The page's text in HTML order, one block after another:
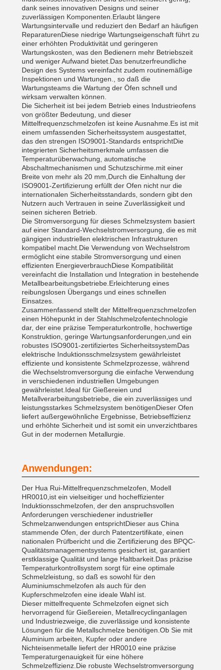
dank seines innovativen Designs und seiner
zuverlässigen Komponenten.Erlaubt längere
Wartungsintervalle und reduziert den Bedarf an häufigen
ReparaturenDiese niedrige Wartungseigenschaft führt zu
einer erhöhten Produktivität und geringeren
Wartungskosten, was den Bedienern mehr Betriebszeit
und weniger Aufwand bietet.Das benutzerfreundliche
Design des Systems vereinfacht zudem routinemäßige
Inspektionen und Wartungen., so daß die
Wartungsteams die Wartung der Öfen schnell und
wirksam verwalten können.
Die Sicherheit ist bei jedem Betrieb eines Industrieofens
von größter Bedeutung, und dieser
Mittelfrequenzschmelzofen ist keine Ausnahme.Es ist mit
einem umfassenden Sicherheitssystem ausgestattet,
das den strengen ISO9001-Standards entsprichtDie
integrierten Sicherheitsmerkmale umfassen die
Temperaturüberwachung, automatische
Abschaltmechanismen und Schutzschirme.mit einer
Breite von mehr als 20 mm,Durch die Einhaltung der
ISO9001-Zertifizierung erfüllt der Ofen nicht nur die
internationalen Sicherheitsstandards, sondern gibt den
Nutzern auch Vertrauen in seine Zuverlässigkeit und
seinen sicheren Betrieb.
Die Stromversorgung für dieses Schmelzsystem basiert
auf einer Standard-Wechselstromversorgung, die es mit
gängigen industriellen elektrischen Infrastrukturen
kompatibel macht.Die Verwendung von Wechselstrom
ermöglicht eine stabile Stromversorgung und einen
effizienten EnergieverbrauchDiese Kompatibilität
vereinfacht die Installation und Integration in bestehende
Metallbearbeitungsbetriebe.Erleichterung eines
reibungslosen Übergangs und eines schnellen
Einsatzes.
Zusammenfassend stellt der Mittelfrequenzschmelzofen
einen Höhepunkt in der Stahlschmelzofentechnologie
dar, der eine präzise Temperaturkontrolle, hochwertige
Konstruktion, geringe Wartungsanforderungen,und ein
robustes ISO9001-zertifiziertes SicherheitssystemDas
elektrische Induktionsschmelzsystem gewährleistet
effiziente und konsistente Schmelzprozesse, während
die Wechselstromversorgung die einfache Verwendung
in verschiedenen industriellen Umgebungen
gewährleistet.Ideal für Gießereien und
Metallverarbeitungsbetriebe, die ein zuverlässiges und
leistungsstarkes Schmelzsystem benötigenDieser Ofen
liefert außergewöhnliche Ergebnisse, Betriebseffizienz
und erhöhte Sicherheit und ist somit ein unverzichtbares
Gut in der modernen Metallurgie.
Anwendungen:
Der Hua Rui-Mittelfrequenzschmelzofen, Modell
HR0010,ist ein vielseitiger und hocheffizienter
Induktionsschmelzofen, der den anspruchsvollen
Anforderungen verschiedener industrieller
Schmelzanwendungen entsprichtDieser aus China
stammende Ofen, der durch Patentzertifikate, einen
nationalen Prüfbericht und die Zertifizierung des BPQC-
Qualitätsmanagementsystems gesichert ist, garantiert
erstklassige Qualität und lange Haltbarkeit.Das präzise
Temperaturkontrollsystem sorgt für eine optimale
Schmelzleistung, so daß es sowohl für den
Aluminiumschmelzofen als auch für den
Kupferschmelzofen eine ideale Wahl ist.
Dieser mittelfrequente Schmelzofen eignet sich
hervorragend für Gießereien, Metallrecyclinganlagen
und Industriezweige, die zuverlässige und konsistente
Lösungen für die Metallschmelze benötigen.Ob Sie mit
Aluminium arbeiten, Kupfer oder andere
Nichteisenmetalle liefert der HR0010 eine präzise
Temperaturgenauigkeit für eine höhere
Schmelzeffizienz.Die robuste Wechselstromversorgung